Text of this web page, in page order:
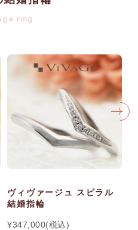
ring
ヴィヴァージュ スピラル
結婚指輪
¥347,000(税込)